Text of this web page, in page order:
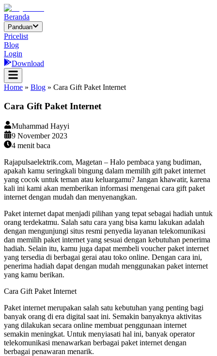
Beranda
Panduan
Pricelist
Blog
Login
Download
Home » Blog » Cara Gift Paket Internet
Cara Gift Paket Internet
Muhammad Hayyi
9 November 2023
4 menit baca
Rajapulsaelektrik.com, Magetan – Halo pembaca yang budiman,
apakah kamu seringkali bingung dalam memilih gift paket internet
yang cocok untuk teman atau keluargamu? Jangan khawatir, karena
kali ini kami akan memberikan informasi mengenai cara gift paket
internet dengan mudah dan menyenangkan.
Paket internet dapat menjadi pilihan yang tepat sebagai hadiah untuk
orang terdekatmu. Salah satu cara yang bisa kamu lakukan adalah
dengan mengunjungi situs resmi penyedia layanan telekomunikasi
dan memilih paket internet yang sesuai dengan kebutuhan penerima
hadiah. Selain itu, kamu juga dapat membeli voucher paket internet
yang tersedia di berbagai gerai atau toko online. Dengan cara ini,
penerima hadiah dapat dengan mudah menggunakan paket internet
yang kamu berikan.
Cara Gift Paket Internet
Paket internet merupakan salah satu kebutuhan yang penting bagi
banyak orang di era digital saat ini. Semakin banyaknya aktivitas
yang dilakukan secara online membuat penggunaan internet
semakin meningkat. Untuk menyiasati hal ini, banyak operator
telekomunikasi menawarkan berbagai paket internet dengan
berbagai penawaran menarik.